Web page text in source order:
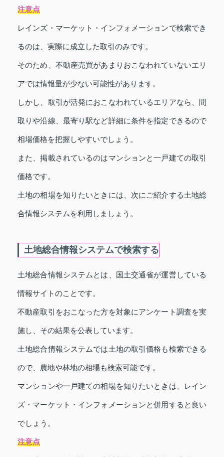
注意点
レインズ・マーケット・インフォメーションで検索でき
るのは、実際に成立した取引のみです。
そのため、不動産売買があまりおこなわれていないエリ
アでは情報量が少ない可能性があります。
しかし、取引が活発におこなわれているエリアなら、間
取りや沿線、最寄り駅など詳細に条件を指定できるので
相場価格を把握しやすいでしょう。
また、掲載されているのはマンションと一戸建ての取引
価格です。
土地の相場を知りたいときには、次にご紹介する土地総
合情報システムを利用しましょう。
土地総合情報システムで検索する
土地総合情報システムとは、国土交通省が運営している
情報サイトのことです。
不動産取引をおこなった方を対象にアンケート調査を実
施し、その結果を公表しています。
土地総合情報システムでは土地の取引価格も検索できる
ので、農地や林地の相場も検索可能です。
マンションや一戸建ての相場を知りたいときは、レイン
ズ・マーケット・インフォメーションと併用すると良い
でしょう。
注意点